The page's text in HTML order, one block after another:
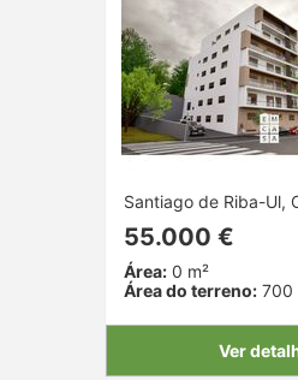
Santiago de Riba-Ul,
55.000 €
Área:0 m²
Área do terreno:700
Ver